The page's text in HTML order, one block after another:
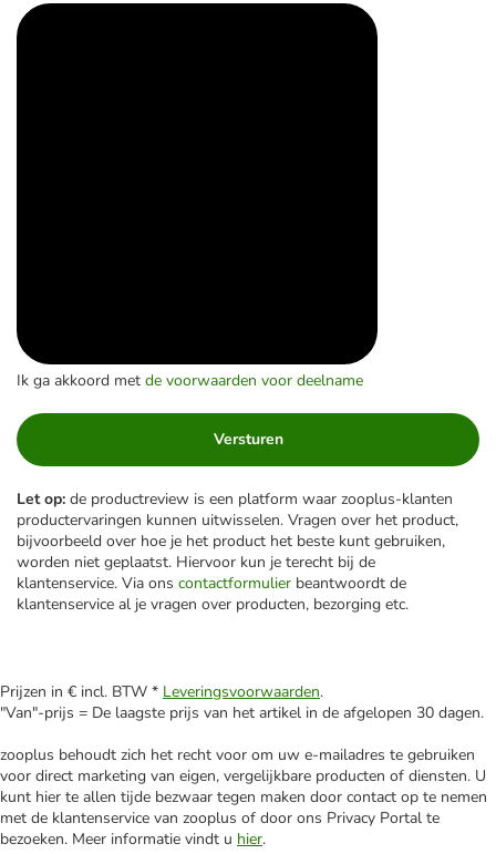
Ik ga akkoord met de voorwaarden voor deelname
Versturen
Let op: de productreview is een platform waar zooplus-klanten
productervaringen kunnen uitwisselen. Vragen over het product,
bijvoorbeeld over hoe je het product het beste kunt gebruiken,
worden niet geplaatst. Hiervoor kun je terecht bij de
klantenservice. Via ons contactformulier beantwoordt de
klantenservice al je vragen over producten, bezorging etc.
Prijzen in € incl. BTW * Leveringsvoorwaarden.
"Van"-prijs = De laagste prijs van het artikel in de afgelopen 30 dagen.
zooplus behoudt zich het recht voor om uw e-mailadres te gebruiken
voor direct marketing van eigen, vergelijkbare producten of diensten. U
kunt hier te allen tijde bezwaar tegen maken door contact op te nemen
met de klantenservice van zooplus of door ons Privacy Portal te
bezoeken. Meer informatie vindt u hier.